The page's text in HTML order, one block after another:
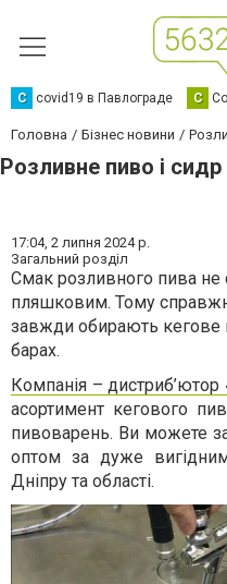
C covid19 в Павлограде С
Головна Бізнес новини
Розливне пиво і
17:04, 2 липня 2024 р.
Загальний розділ
Смак розливного пива не
пляшковим. Тому
завжди обирають кегове
барах.
Компанія – дистриб’ютор
асортимент кегового
пивоварень. Ви можете
оптом за дуже
Дніпру та області.